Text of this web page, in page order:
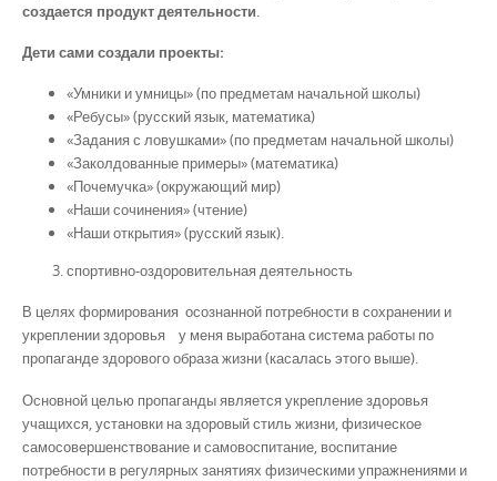
создается продукт деятельности
Дети сами создали проекты:
«Умники и умницы» (по предметам начальной школы)
«Ребусы» (русский язык, математика)
«Задания с ловушками» (по предметам начальной школы)
«Заколдованные примеры» (математика)
«Почемучка» (окружающий мир)
«Наши сочинения» (чтение)
«Наши открытия» (русский язык).
спортивно-оздоровительная деятельность
В целях формирования осознанной потребности в сохранении и
укреплении здоровья у меня выработана система работы по
пропаганде здорового образа жизни (касалась этого выше).
Основной целью пропаганды является укрепление здоровья
учащихся, установки на здоровый стиль жизни, физическое
самосовершенствование и самовоспитание, воспитание
потребности в регулярных занятиях физическими упражнениями и